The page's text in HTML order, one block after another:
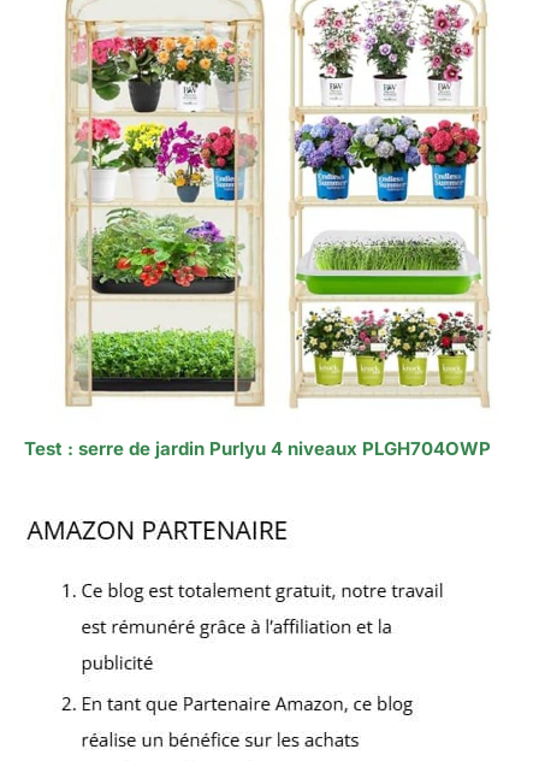
Test : serre de jardin Purlyu 4 niveaux PLGH704OWP